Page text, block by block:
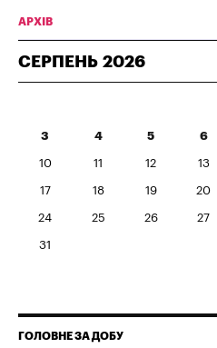
АРХІВ
СЕРПЕНЬ 2026
3 4 5 6
10 11 12 13
17 18 19 20
24 25 26 27
31
ГОЛОВНЕ ЗА ДОБУ